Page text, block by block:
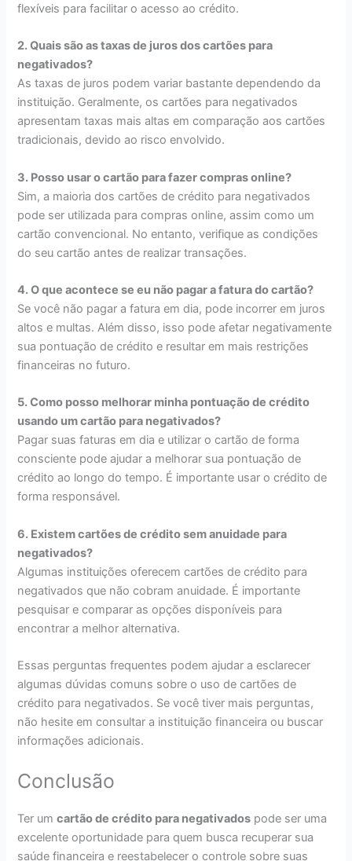
flexíveis para facilitar o acesso ao crédito.
2. Quais são as taxas de juros dos cartões para
negativados?
As taxas de juros podem variar bastante dependendo da
instituição. Geralmente, os cartões para negativados
apresentam taxas mais altas em comparação aos cartões
tradicionais, devido ao risco envolvido.
3. Posso usar o cartão para fazer compras online?
Sim, a maioria dos cartões de crédito para negativados
pode ser utilizada para compras online, assim como um
cartão convencional. No entanto, verifique as condições
do seu cartão antes de realizar transações.
4. O que acontece se eu não pagar a fatura do cartão?
Se você não pagar a fatura em dia, pode incorrer em juros
altos e multas. Além disso, isso pode afetar negativamente
sua pontuação de crédito e resultar em mais restrições
financeiras no futuro.
5. Como posso melhorar minha pontuação de crédito
usando um cartão para negativados?
Pagar suas faturas em dia e utilizar o cartão de forma
consciente pode ajudar a melhorar sua pontuação de
crédito ao longo do tempo. É importante usar o crédito de
forma responsável.
6. Existem cartões de crédito sem anuidade para
negativados?
Algumas instituições oferecem cartões de crédito para
negativados que não cobram anuidade. É importante
pesquisar e comparar as opções disponíveis para
encontrar a melhor alternativa.
Essas perguntas frequentes podem ajudar a esclarecer
algumas dúvidas comuns sobre o uso de cartões de
crédito para negativados. Se você tiver mais perguntas,
não hesite em consultar a instituição financeira ou buscar
informações adicionais.
Conclusão
Ter umcartão de crédito para negativados pode ser uma
excelente oportunidade para quem busca recuperar sua
saúde financeira e reestabelecer o controle sobre suas